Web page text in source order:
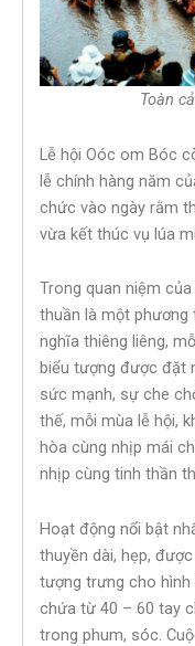
Toàn
Lễ hội Oóc om Bóc
lễ chính hàng năm
chức vào ngày rằm
vừa kết thúc vụ lúa
Trong quan niệm
thuần là một phương
nghĩa thiêng liêng,
biểu tượng được đặt
sức mạnh, sự che
thế, mỗi mùa lễ hội,
hòa cùng nhịp mái
nhịp cùng tinh thần
Hoạt động nổi bật
thuyền dài, hẹp,
tượng trưng cho hình
chứa từ 40 – 60 tay
trong phum, sóc.